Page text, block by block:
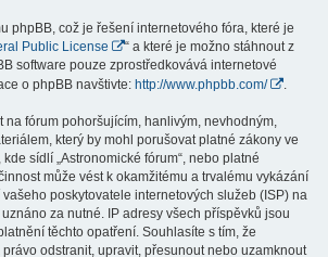
phpBB, což je řešení internetového fóra, které je
Public License
“ a které je možno stáhnout z
software pouze zprostředkovává internetové
o phpBB navštivte: http://www.phpbb.com/
na fórum pohoršujícím, hanlivým, nevhodným,
který by mohl porušovat platné zákony ve
sídlí „Astronomické fórum“, nebo platné
může vést k okamžitému a trvalému vykázání
poskytovatele internetových služeb (ISP) na
za nutné. IP adresy všech příspěvků jsou
těchto opatření. Souhlasíte s tím, že
právo odstranit, upravit, přesunout nebo uzamknout